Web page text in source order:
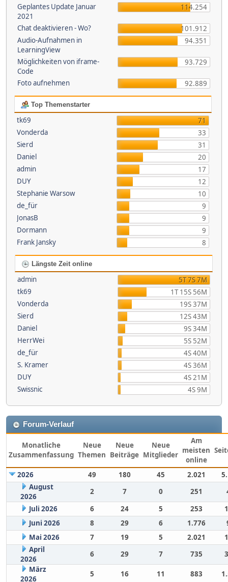
Geplantes Update Januar
2021
114.254
Chat deaktivieren - Wo?
101.912
Audio-Aufnahmen in
LearningView
94.351
Möglichkeiten von iframe-
Code
93.729
Foto aufnehmen 92.889
Top Themenstarter
tk69
71
Vonderda
33
Sierd
31
Daniel
20
admin
17
DUY
12
Stephanie Warsow
10
de_für
9
JonasB
9
Dormann
9
Frank Jansky
8
Längste Zeit online
admin
5T 7S 7M
tk69
1T 15S 56M
Vonderda
19S 37M
Sierd
12S 43M
Daniel
9S 34M
HerrWei
5S 52M
de_für
4S 40M
S. Kramer
4S 36M
DUY
4S 21M
Swissnic
4S 9M
Forum-Verlauf
Monatliche
Zusammenfassung
Neue
Themen
Neue
Beiträge
Neue
Mitglieder
Am
meisten
online
2026 49 180 45 2.021
August
2026
2 7 0 251
Juli 2026
6 24 5 253
Juni 2026
8 29 6 1.776
Mai 2026
7 19 5 2.021
April
2026
6 29 7 735
März
2026
5 16 11 883